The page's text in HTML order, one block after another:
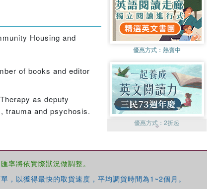
Housing and
of books and editor
as deputy
trauma and psychosis.
優惠方式： 熱賣中
優惠方式：2折起
率將依實際狀況做調整。
以獲得最快的取貨速度，平均調貨時間為1~2個月。